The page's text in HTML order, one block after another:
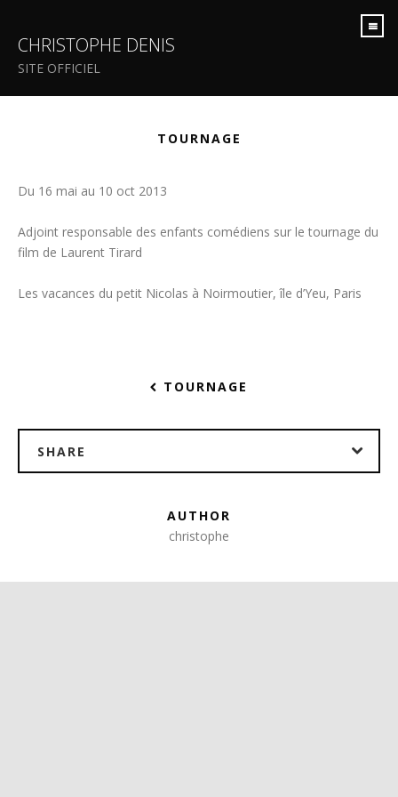
CHRISTOPHE DENIS
SITE OFFICIEL
TOURNAGE
Du 16 mai au 10 oct 2013
Adjoint responsable des enfants comédiens sur le tournage du
film de Laurent Tirard
Les vacances du petit Nicolas à Noirmoutier, île d’Yeu, Paris
TOURNAGE
SHARE
AUTHOR
christophe